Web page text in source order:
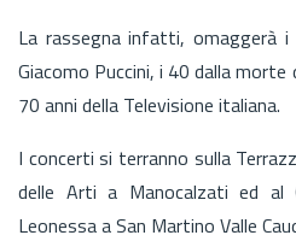
La rassegna infatti, omaggerà
Giacomo Puccini, i 40 dalla morte
70 anni della Televisione italiana.
I concerti si terranno sulla
delle Arti a Manocalzati ed al
Leonessa a San Martino Valle